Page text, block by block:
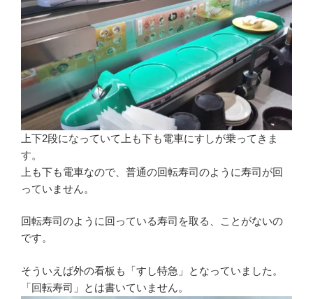
上下2段になっていて上も下も電車にすしが乗ってきま
す。
上も下も電車なので、普通の回転寿司のように寿司が回
っていません。
回転寿司のように回っている寿司を取る、ことがないの
です。
そういえば外の看板も「すし特急」となっていました。
「回転寿司」とは書いていません。